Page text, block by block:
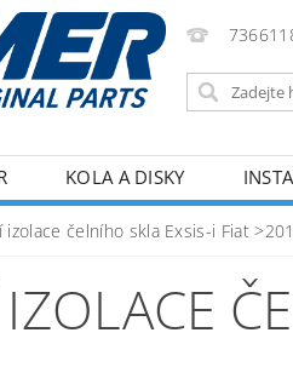
KOLA A DISKY
OBCHODNÍ PODMÍNKY
izolace čelního skla Exsis-i Fiat